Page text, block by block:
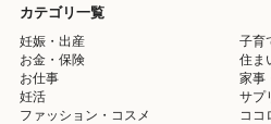
カテゴリ一覧
妊娠・出産
子育
お金・保険
住ま
お仕事
家事
妊活
サプ
ファッション・コスメ
ココ